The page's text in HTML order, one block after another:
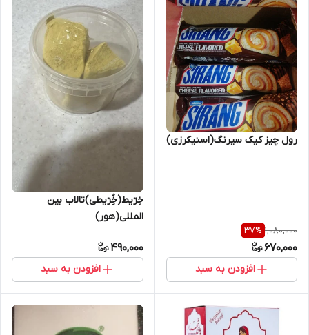
رول چیز کیک سیرنگ(اسنیکرزی)
1,080,000
37%
670,000
افزودن به سبد
خِرّیط(خُِرّیطی)تالاب بین
المللی(هور)
490,000
افزودن به سبد